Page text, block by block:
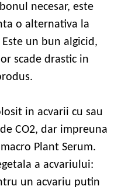
necesar, este
o alternativa la
un bun algicid,
scade drastic in
in acvarii cu sau
CO2, dar impreuna
Plant Serum.
a acvariului:
un acvariu putin